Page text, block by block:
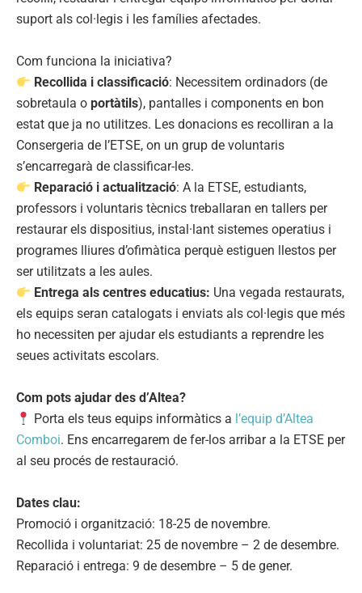
suport als col·legis i les famílies afectades.
Com funciona la iniciativa?
Recollida i classificació: Necessitem ordinadors (de
sobretaula o portàtils), pantalles i components en bon
estat que ja no utilitzes. Les donacions es recolliran a la
Consergeria de l’ETSE, on un grup de voluntaris
s’encarregarà de classificar-les.
Reparació i actualització: A la ETSE, estudiants,
professors i voluntaris tècnics treballaran en tallers per
restaurar els dispositius, instal·lant sistemes operatius i
programes lliures d’ofimàtica perquè estiguen llestos per
ser utilitzats a les aules.
Entrega als centres educatius: Una vegada restaurats,
els equips seran catalogats i enviats als col·legis que més
ho necessiten per ajudar els estudiants a reprendre les
seues activitats escolars.
Com pots ajudar des d’Altea?
Porta els teus equips informàtics a l’equip d’Altea
Comboi. Ens encarregarem de fer-los arribar a la ETSE per
al seu procés de restauració.
Dates clau:
Promoció i organització: 18-25 de novembre.
Recollida i voluntariat: 25 de novembre – 2 de desembre.
Reparació i entrega: 9 de desembre – 5 de gener.